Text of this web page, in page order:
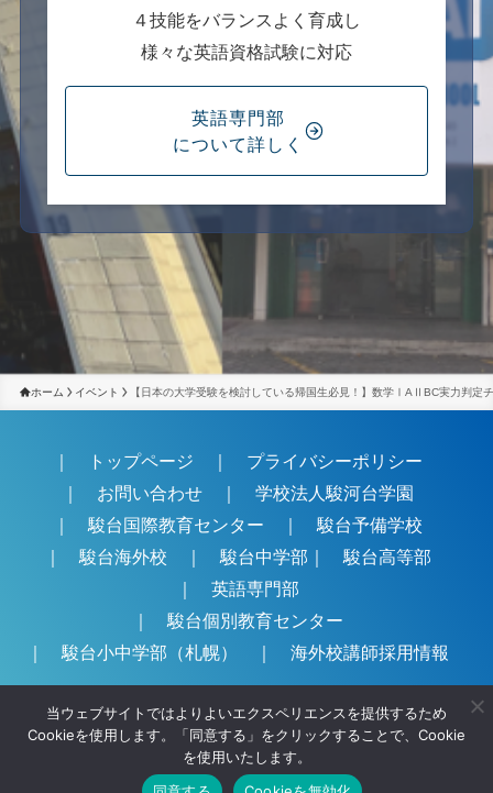
４技能をバランスよく育成し
様々な英語資格試験に対応
英語専門部
について詳しく
ホーム イベント 【日本の大学受験を検討している帰国生必見！】数学ⅠAⅡBC実力判定
｜ トップページ ｜
プライバシーポリシー
｜
お問い合わせ ｜
学校法人駿河台学園
｜
駿台国際教育センター ｜
駿台予備学校
｜ 駿台海外校 ｜ 駿台中学部 ｜
駿台高等部
｜
英語専門部
｜
駿台個別教育センター
｜
駿台小中学部（札幌） ｜ 海外校講師採用情報
当サイトで配信されている、画像・テキスト・音声・動画などの著作物は著
作権法により保護されています。
これらの著作物の複製や、転載、それに準ずる行為を本校に無断で行うこと
は、著作権法で認められる場合を除き、固く禁じます。
当ウェブサイトではよりよいエクスペリエンスを提供するため
Cookieを使用します。「同意する」をクリックすることで、Cookie
を使用いたします。